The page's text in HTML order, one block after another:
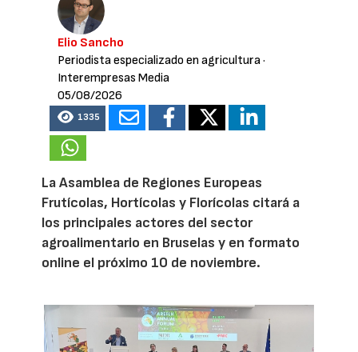
Elio Sancho
Periodista especializado en agricultura·
Interempresas Media
05/08/2026
1335
La Asamblea de Regiones Europeas
Frutícolas, Hortícolas y Florícolas citará a
los principales actores del sector
agroalimentario en Bruselas y en formato
online el próximo 10 de noviembre.